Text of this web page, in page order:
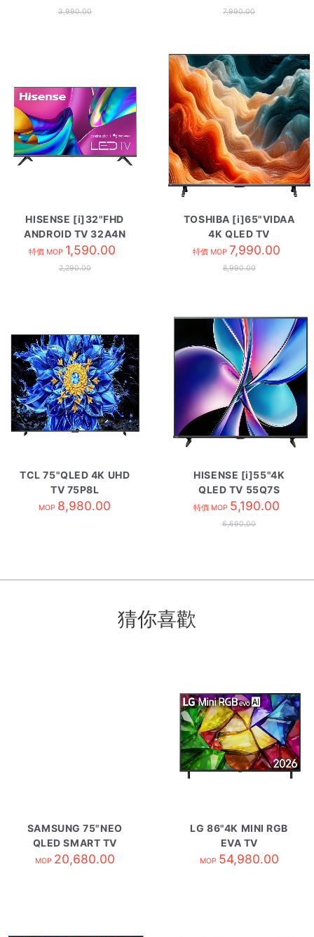
3,990.00 7,990.00
HISENSE [i]32"FHD
ANDROID TV 32A4N
特價 MOP 1,590.00
2,290.00
TOSHIBA [i]65"VIDAA
4K QLED TV
65M450SK
特價 MOP 7,990.00
8,990.00
TCL 75"QLED 4K UHD
TV 75P8L
MOP 8,980.00
HISENSE [i]55"4K
QLED TV 55Q7S
特價 MOP 5,190.00
6,690.00
猜你喜歡
SAMSUNG 75"NEO
QLED SMART TV
QA75QN70HAJXZK
MOP 20,680.00
LG 86"4K MINI RGB
EVA TV
86MRG85BCA
MOP 54,980.00